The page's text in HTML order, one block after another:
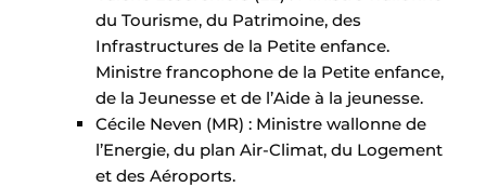
du Tourisme, du Patrimoine, des
Infrastructures de la Petite enfance.
Ministre francophone de la Petite enfance,
de la Jeunesse et de l’Aide à la jeunesse.
Cécile Neven (MR) : Ministre wallonne de
l’Energie, du plan Air-Climat, du Logement
et des Aéroports.